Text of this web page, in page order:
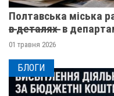
Полтавська міська
в̶ ̶д̶е̶т̶а̶л̶я̶х̶ ̶ в
01 травня 2026
БЛОГИ